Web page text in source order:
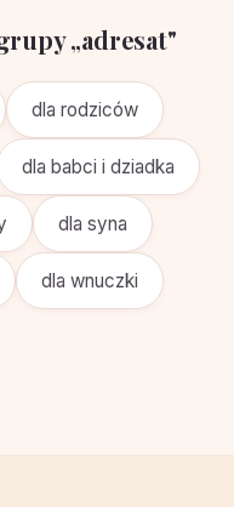
„adresat"
dla rodziców
dla babci i dziadka
dla syna
dla wnuczki